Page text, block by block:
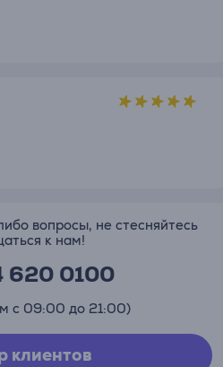
вопросы, не стесняйтесь
к нам!
620 0100
с 09:00 до 21:00)
клиентов